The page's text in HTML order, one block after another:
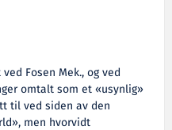
Fosen Mek., og ved
omtalt som et «usynlig»
til ved siden av den
men hvorvidt